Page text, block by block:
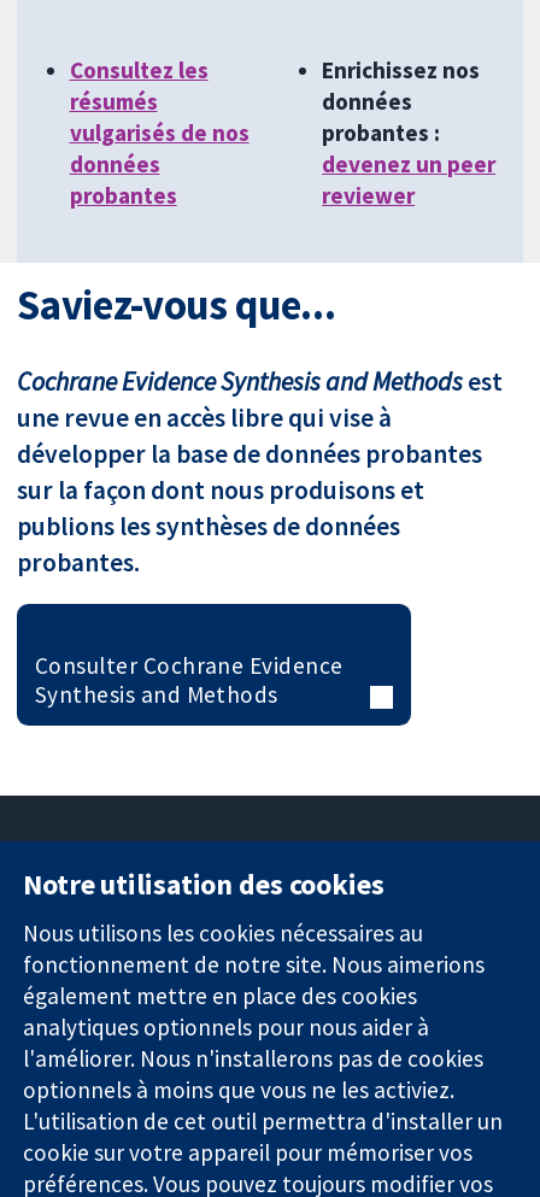
Consultez les
résumés
vulgarisés de nos
données
probantes
Enrichissez nos
données
probantes :
devenez un peer
reviewer
Saviez-vous que...
Cochrane Evidence Synthesis and Methodsest
une revue en accès libre qui vise à
développer la base de données probantes
sur la façon dont nous produisons et
publions les synthèses de données
probantes.
Consulter Cochrane Evidence
Synthesis and Methods
Des données
probantes.
Des décisions
éclairées.
Une meilleure
santé.
11-13 Cavendish
Square
Londres
W1G0AN
Royaume-Uni
nous
Actualités
Service de
presse
Qui sommes-
nous
Offres
d'emploi
Library
Notre utilisation des cookies
Nous utilisons les cookies nécessaires au
fonctionnement de notre site. Nous aimerions
également mettre en place des cookies
analytiques optionnels pour nous aider à
l'améliorer. Nous n'installerons pas de cookies
optionnels à moins que vous ne les activiez.
L'utilisation de cet outil permettra d'installer un
cookie sur votre appareil pour mémoriser vos
préférences. Vous pouvez toujours modifier vos